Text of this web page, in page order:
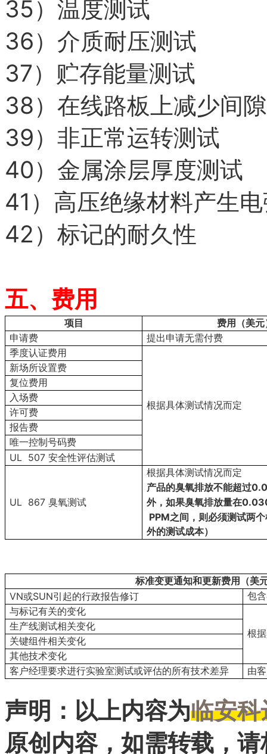
35） 温度测试
36） 介质耐压测试
37） 贮存能量测试
38） 在线路板上减少间
39） 非正常运转测试
40） 金属涂层厚度测试
41） 高压绝缘材料产生
42） 标记的耐久性
五、费用
项目
费用（美元
申请费
提出申请无需付费
季度认证费用
根据具体测试情况而定
新场所设置费
复位费用
入场费
许可费
报告费
唯一控制号码费
UL 507 安全性评估测试
UL 867 臭氧测试
根据具体测试情况而定
产品的臭氧排放不能超过
外，如果臭氧排放量在
PPM之间，则必须测试两
外的测试成本）
标准变更通知和更新费用（美
VN或SUN引起的行政报告修订
包
与标记有关的变化
根
生产线测试相关变化
关键组件相关变化
其他技术变化
客户经理要求进行实验室测试或评估的所有技术差异
由
声明：以上内容为临安科
原创内容，如需转载，